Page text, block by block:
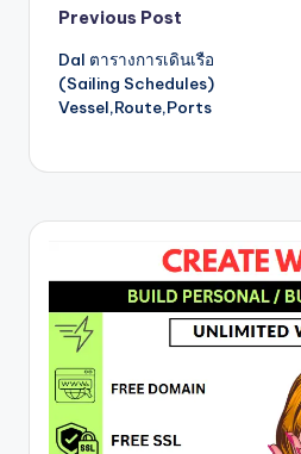
Post
navigation
Previous Post
Dal ตารางการเดินเรือ
(Sailing Schedules)
Vessel,Route,Ports